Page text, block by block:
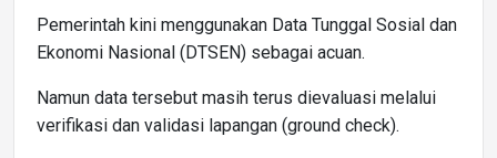
Pemerintah kini menggunakan Data Tunggal Sosial dan
Ekonomi Nasional (DTSEN) sebagai acuan.
Namun data tersebut masih terus dievaluasi melalui
verifikasi dan validasi lapangan (ground check).